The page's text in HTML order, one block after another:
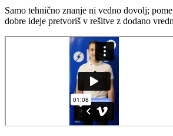
Samo tehnično znanje ni vedno dovolj;
dobre ideje pretvoriš v rešitve z dodano